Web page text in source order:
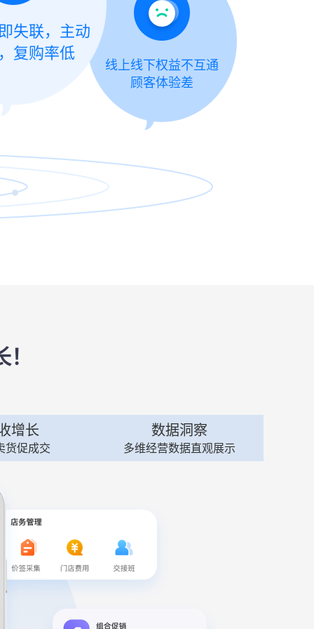
失联，主动
复购率低
线上线下权益不互通
顾客体验差
增长
货促成交
数据洞察
多维经营数据直观展示